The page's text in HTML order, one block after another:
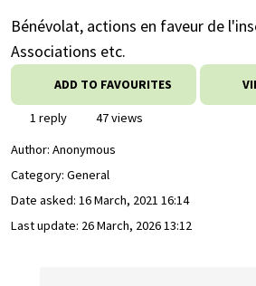
Bénévolat, actions en faveur de
Associations etc.
ADD TO FAVOURITES
1 reply
47 views
Author: Anonymous
Category: General
Date asked: 16 March, 2021 16:14
Last update: 26 March, 2026 13:12